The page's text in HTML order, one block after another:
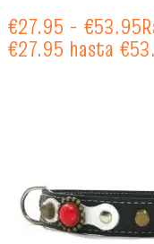
€27.95 - €53.95
€27.95 hasta